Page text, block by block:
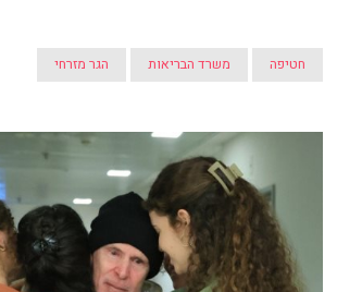
חטיפה משרד הבריאות הגר מזרחי